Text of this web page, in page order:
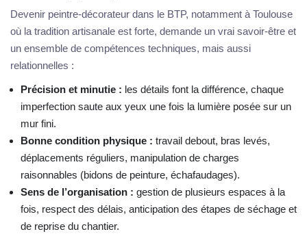
Devenir peintre-décorateur dans le BTP, notamment à Toulouse
où la tradition artisanale est forte, demande un vrai savoir-être et
un ensemble de compétences techniques, mais aussi
relationnelles :
Précision et minutie : les détails font la différence, chaque
imperfection saute aux yeux une fois la lumière posée sur un
mur fini.
Bonne condition physique : travail debout, bras levés,
déplacements réguliers, manipulation de charges
raisonnables (bidons de peinture, échafaudages).
Sens de l’organisation : gestion de plusieurs espaces à la
fois, respect des délais, anticipation des étapes de séchage et
de reprise du chantier.